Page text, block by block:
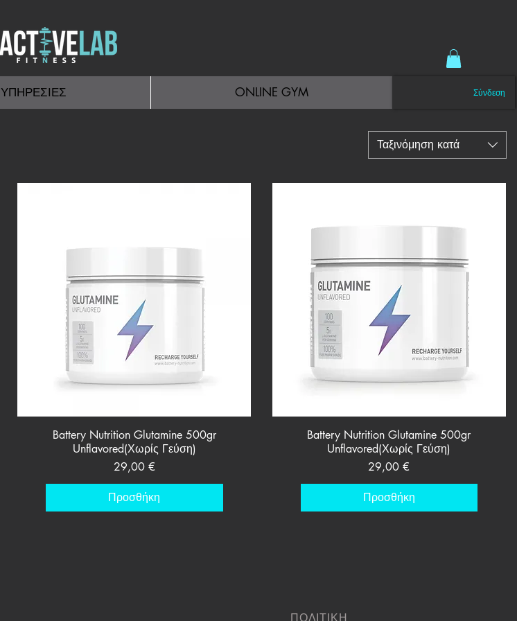
ΥΠΗΡΕΣΙΕΣ ONLINE GYM Σύνδεση
Ταξινόμηση κατά
Γρήγορη προβολή
Battery Nutrition Glutamine 500gr
Unflavored(Χωρίς Γεύση)
Τιμή
29,00 €
Προσθήκη
Γρήγορη προβολή
Battery Nutrition Glutamine 500gr
Unflavored(Χωρίς Γεύση)
Τιμή
29,00 €
Προσθήκη
ΠΟΛΙΤΙΚΗ